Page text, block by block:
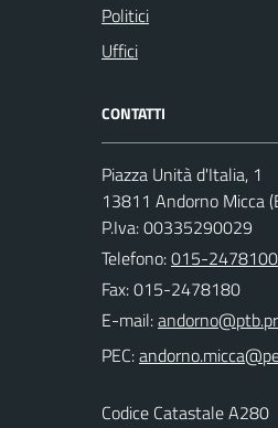
Politici
Uffici
CONTATTI
Piazza Unità d'Italia, 1
13811 Andorno Micca
P.Iva: 00335290029
Telefono:015-2478100
Fax: 015-2478180
E-mail:
PEC:
Codice Catastale A280